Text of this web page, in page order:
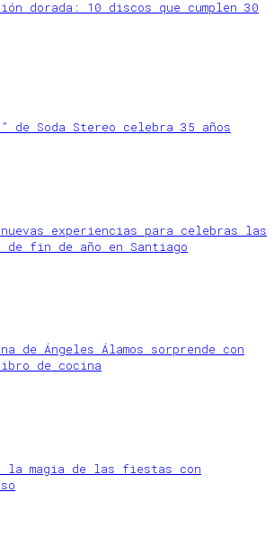
dorada: 10 discos que cumplen 30
de Soda Stereo celebra 35 años
nuevas experiencias para celebras las
fin de año en Santiago
de Ángeles Álamos sorprende con
de cocina
la magia de las fiestas con